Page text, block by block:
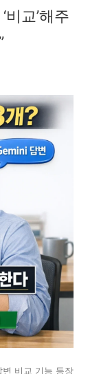
교’해주
비교 기능 등장